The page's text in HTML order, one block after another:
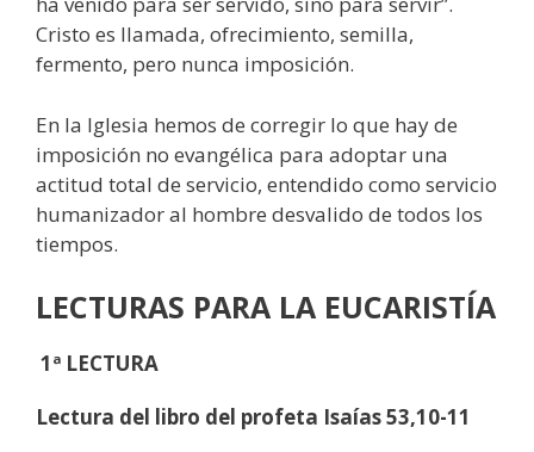
Cristo es llamada, ofrecimiento, semilla,
fermento, pero nunca imposición.
En la Iglesia hemos de corregir lo que hay de
imposición no evangélica para adoptar una
actitud total de servicio, entendido como servicio
humanizador al hombre desvalido de todos los
tiempos.
LECTURAS PARA LA EUCARISTÍA
1ª LECTURA
Lectura del libro del profeta Isaías 53,10-11